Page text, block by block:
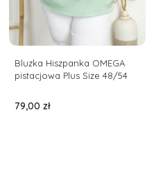
Bluzka Hiszpanka OMEGA
pistacjowa Plus Size 48/54
Cena
79,00 zł